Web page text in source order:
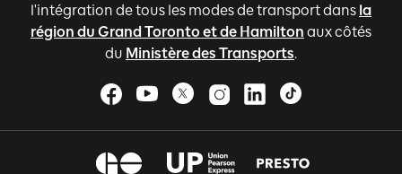
l'intégration de tous les modes de transport dans la
région du Grand Toronto et de Hamilton aux côtés
du Ministère des Transports.